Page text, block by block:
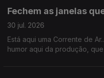
falássemos hoje.
Fechem as janelas
30 jul. 2026
Está aqui uma Corrente de
humor aqui da produção,